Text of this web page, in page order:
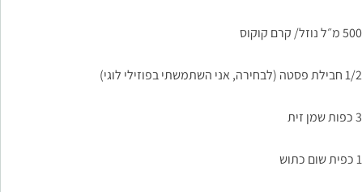
500 מ״ל נוזל/ קרם קוקוס
1/2 חבילת פסטה (לבחירה, אני השתמשתי בפוזילי לוגי)
3 כפות שמן זית
1 כפית שום כתוש